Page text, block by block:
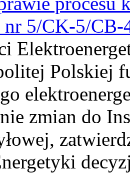
5/CK-5/CB-
Polskiej
zmian do